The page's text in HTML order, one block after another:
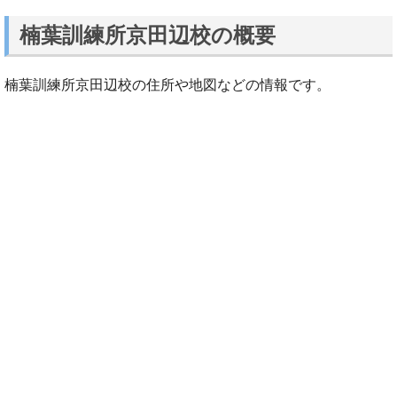
楠葉訓練所京田辺校の概要
楠葉訓練所京田辺校の住所や地図などの情報です。